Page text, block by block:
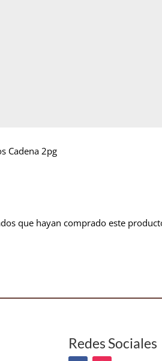
Cadena 2pg
que hayan comprado este
Redes Sociales